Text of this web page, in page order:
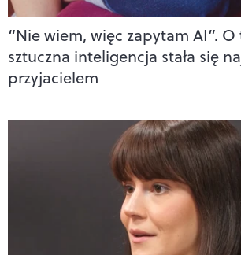
“Nie wiem, więc zapytam AI”.
sztuczna inteligencja stała się
przyjacielem